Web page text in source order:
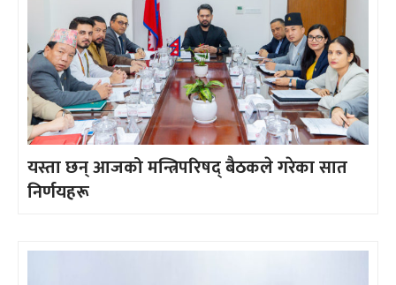
यस्ता छन् आजको मन्त्रिपरिषद् बैठकले गरेका सात
निर्णयहरू